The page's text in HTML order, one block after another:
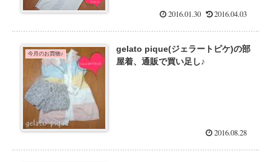
2016.01.30 2016.04.03
今月のお買物♪
gelato pique(ジェラートピケ)の部
屋着、通販で買い足し♪
2016.08.28